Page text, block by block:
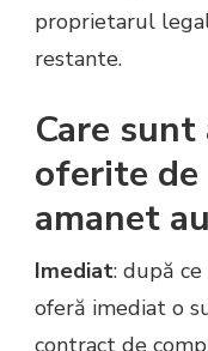
proprietarul
restante.
Care
oferite
amanet
Imediat: după
oferă imediat o
contract de